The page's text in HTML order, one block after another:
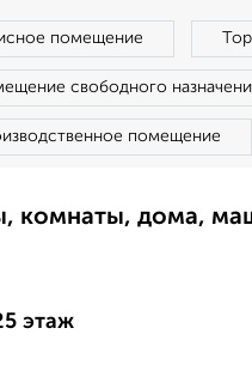
помещение
свободного
помещение
комнаты, дома,
этаж